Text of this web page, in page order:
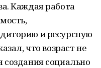
Каждая работа
и ресурсную
что возраст не
создания социально